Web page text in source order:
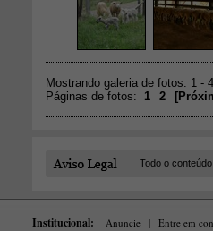
Mostrando galeria de fotos: 1 -
Páginas de fotos:
1 2 [
Todo o
Institucional: Anuncie | Entre em